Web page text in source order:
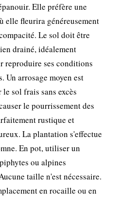
Elle préfère une
elle fleurira généreusement
Le sol doit être
drainé, idéalement
reproduire ses conditions
Un arrosage moyen est
sol frais sans excès
le pourrissement des
rustique et
La plantation s'effectue
En pot, utiliser un
ou alpines
taille n'est nécessaire.
en rocaille ou en